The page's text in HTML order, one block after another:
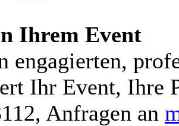
Ihrem Event
engagierten,
Ihr Event, Ihre
Anfragen an